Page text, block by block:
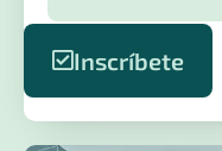
Inscríbete